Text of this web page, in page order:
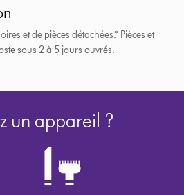
et de pièces détachées.* Pièces et
sous 2 à 5 jours ouvrés.
un appareil ?